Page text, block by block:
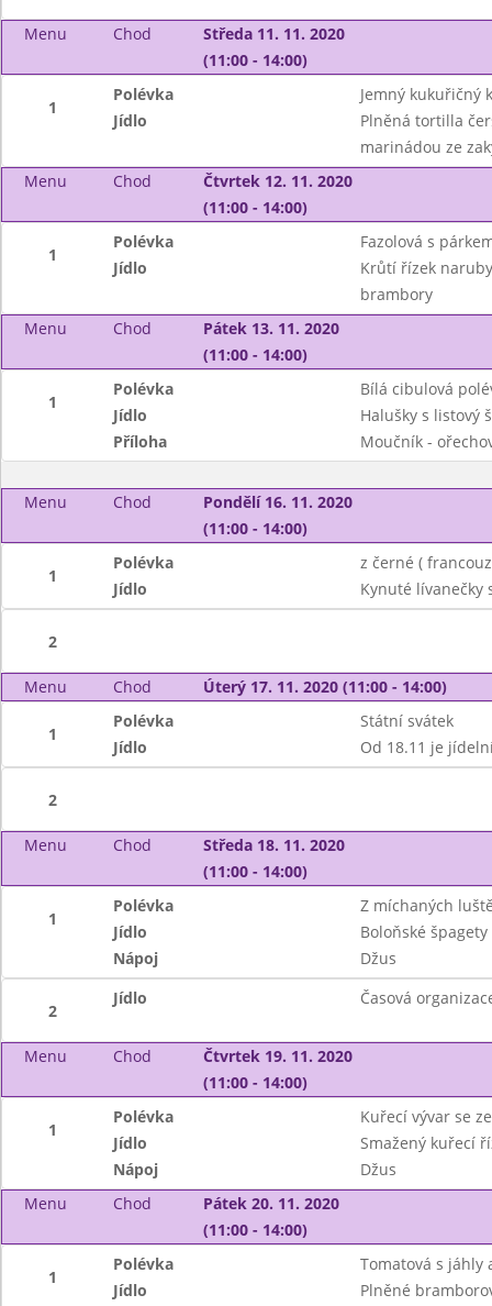
Menu Chod
Středa 11. 11. 2020
(11:00 - 14:00)
1
Polévka
Jemný kukuřičný
Jídlo
Plněná tortilla
marinádou ze
Menu
Chod
Čtvrtek 12. 11. 2020
(11:00 - 14:00)
1
Polévka
Fazolová s
Jídlo
Krůtí řízek
brambory
Menu
Chod
Pátek 13. 11. 2020
(11:00 - 14:00)
1
Polévka
Bílá cibulová
Jídlo
Halušky s listový
Příloha
Moučník -
Menu Chod
Pondělí 16. 11. 2020
(11:00 - 14:00)
1
Polévka
z černé (
Jídlo
Kynuté lívanečky
2
Menu Chod Úterý 17. 11. 2020 (11:00 - 14:00)
1
Polévka
Státní svátek
Jídlo
Od 18.11 je
2
Menu Chod
Středa 18. 11. 2020
(11:00 - 14:00)
1
Polévka
Z míchaných
Jídlo
Boloňské
Nápoj
Džus
2
Jídlo Časová
Menu Chod
Čtvrtek 19. 11. 2020
(11:00 - 14:00)
1
Polévka
Kuřecí vývar se
Jídlo
Smažený kuřecí
Nápoj
Džus
Menu
Chod
Pátek 20. 11. 2020
(11:00 - 14:00)
1
Polévka
Tomatová s jáhly
Jídlo
Plněné